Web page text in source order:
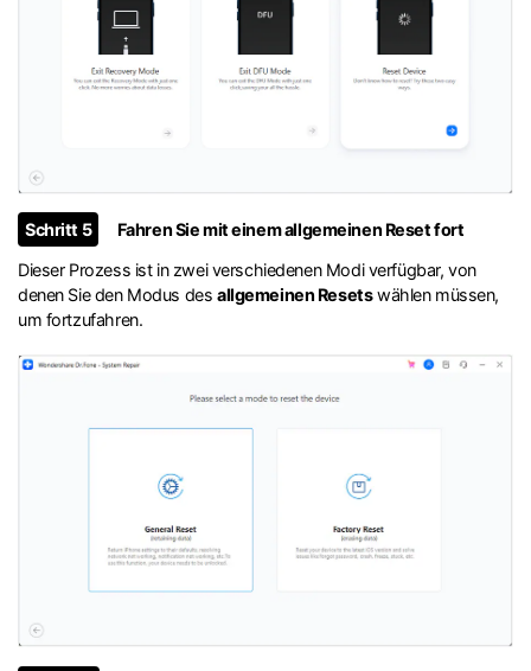
Schritt 5
Fahren Sie mit einem allgemeinen Reset fort
Dieser Prozess ist in zwei verschiedenen Modi verfügbar, von
denen Sie den Modus des allgemeinen Resetswählen müssen,
um fortzufahren.